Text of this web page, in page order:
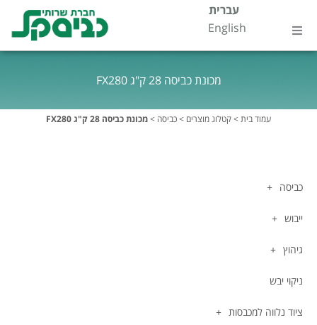
לתוכן
עברית
English
דטרגנטים
התמחויות
צור קשר
מכונת כביסה 28 ק"ג FX280
עמוד בית>קטלוג מוצרים >כביסה >מכונת כביסה 28 ק"ג FX280
כביסה
ייבוש
גיהוץ
ניקוי יבש
ציוד נלווה למכבסות